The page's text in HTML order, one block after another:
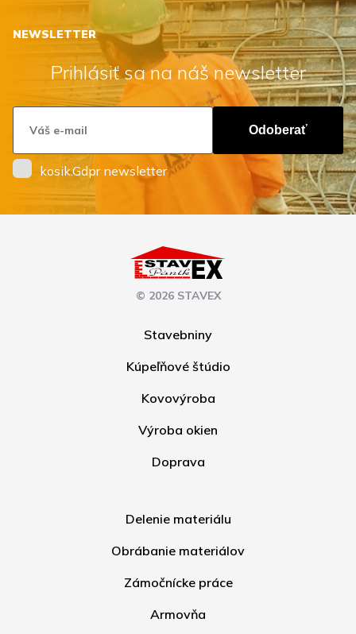
NEWSLETTER
Prihlásiť sa na náš newsletter
Odoberať
kosik.Gdpr newsletter
© 2026 STAVEX
Stavebniny
Kúpeľňové štúdio
Kovovýroba
Výroba okien
Doprava
Delenie materiálu
Obrábanie materiálov
Zámočnícke práce
Armovňa